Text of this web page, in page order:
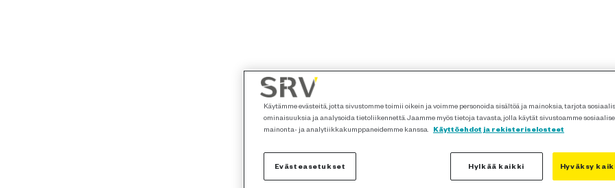
Käytämme evästeitä, jotta sivustomme toimii oikein ja voimme personoida sisältöä ja mainoksia, tarjota
ominaisuuksia ja analysoida tietoliikennettä. Jaamme myös tietoja tavasta, jolla käytät sivustoamme
mainonta- ja analytiikkakumppaneidemme kanssa.
Käyttöehdot ja rekisteriselosteet
Evästeasetukset Hylkää kaikki Hyväksy